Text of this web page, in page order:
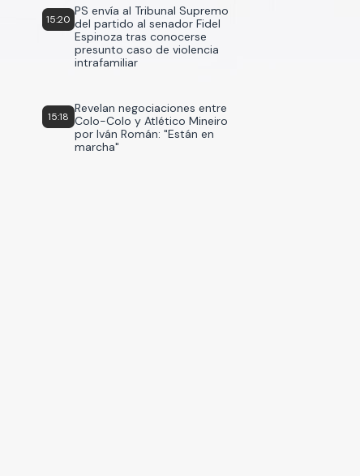
15:20
PS envía al Tribunal Supremo
del partido al senador Fidel
Espinoza tras conocerse
presunto caso de violencia
intrafamiliar
15:18
Revelan negociaciones entre
Colo-Colo y Atlético Mineiro
por Iván Román: "Están en
marcha"